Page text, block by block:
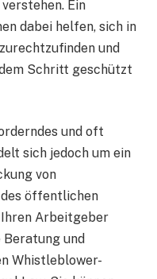
Ein
dabei helfen, sich in
und
Schritt geschützt
und oft
sich jedoch um ein
von
öffentlichen
Ihren Arbeitgeber
und
Whistleblower-